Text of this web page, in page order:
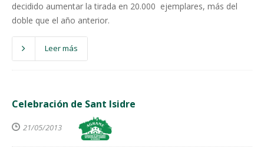
decidido aumentar la tirada en 20.000 ejemplares, más del
doble que el año anterior.
Leer más
Celebración de Sant Isidre
21/05/2013